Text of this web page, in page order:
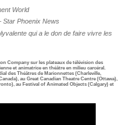
World
Phoenix News
qui a le don de faire vivre les
Company sur les plateaux de télévision des
et animatrice en théâtre en milieu carcéral.
des Théâtres de Marionnettes (Charleville,
au Great Canadian Theatre Centre (Ottawa),
au Festival of Animated Objects (Calgary) et